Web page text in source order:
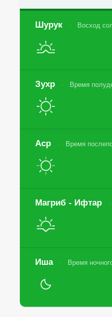
Шурук Восход
Зухр Время
Аср Время
Магриб - Ифтар
Иша Время